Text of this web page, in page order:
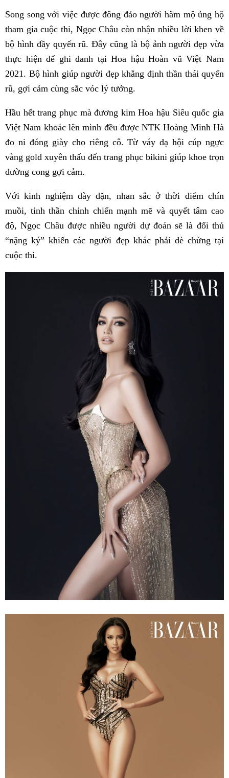
Song song với việc được đông đảo người hâm mộ ủng hộ
tham gia cuộc thi, Ngọc Châu còn nhận nhiều lời khen về
bộ hình đầy quyến rũ. Đây cũng là bộ ảnh người đẹp vừa
thực hiện để ghi danh tại Hoa hậu Hoàn vũ Việt Nam
2021. Bộ hình giúp người đẹp khẳng định thần thái quyến
rũ, gợi cảm cùng sắc vóc lý tưởng.
Hầu hết trang phục mà đương kim Hoa hậu Siêu quốc gia
Việt Nam khoác lên mình đều được NTK Hoàng Minh Hà
đo ni đóng giày cho riêng cô. Từ váy dạ hội cúp ngực
vàng gold xuyên thấu đến trang phục bikini giúp khoe trọn
đường cong gợi cảm.
Với kinh nghiệm dày dặn, nhan sắc ở thời điểm chín
muồi, tinh thần chinh chiến mạnh mẽ và quyết tâm cao
độ, Ngọc Châu được nhiều người dự đoán sẽ là đối thủ
“nặng ký” khiến các người đẹp khác phải dè chừng tại
cuộc thi.